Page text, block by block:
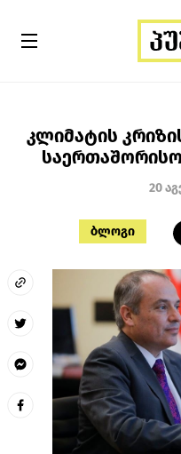
კლიმატის
20
ბლოგი